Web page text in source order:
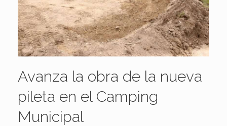
Avanza la obra de la nueva
pileta en el Camping
Municipal